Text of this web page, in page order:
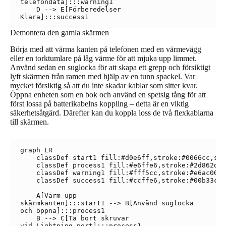
telefondata]:::warning1
    D --> E[Förberedelser
Demontera den gamla skärmen
Börja med att värma kanten på telefonen med en värmevägg
eller en torktumlare på låg värme för att mjuka upp limmet.
Använd sedan en suglocka för att skapa ett grepp och försiktigt
lyft skärmen från ramen med hjälp av en tunn spackel. Var
mycket försiktig så att du inte skadar kablar som sitter kvar.
Öppna enheten som en bok och använd en spetsig tång för att
först lossa på batterikabelns koppling – detta är en viktig
säkerhetsåtgärd. Därefter kan du koppla loss de två flexkablarna
till skärmen.
graph LR
classDef start1
classDef process1
classDef warning1
classDef success1
    A[Värm upp
skärmkanten]:::start1 --> B[Använd suglocka
och öppna]:::process1
    B --> C[Ta bort skruvar